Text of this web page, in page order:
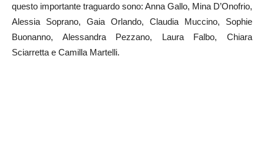
questo importante traguardo sono: Anna Gallo, Mina D’Onofrio,
Alessia Soprano, Gaia Orlando, Claudia Muccino, Sophie
Buonanno, Alessandra Pezzano, Laura Falbo, Chiara
Sciarretta e Camilla Martelli.